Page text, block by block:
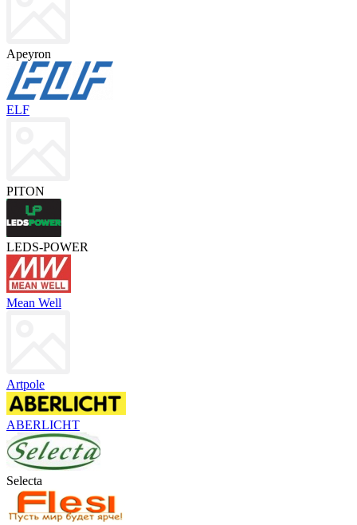
Apeyron
ELF
PITON
LEDS-POWER
Mean Well
Artpole
ABERLICHT
Selecta